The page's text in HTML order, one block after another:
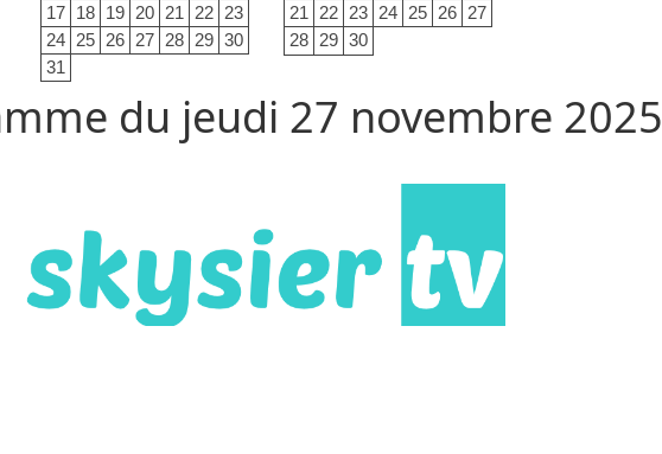
17 18 19 20 21 22 23
24 25 26 27 28 29 30
31
21
22 23 24 25 26 27
28 29 30
du jeudi 27 novembre 2025